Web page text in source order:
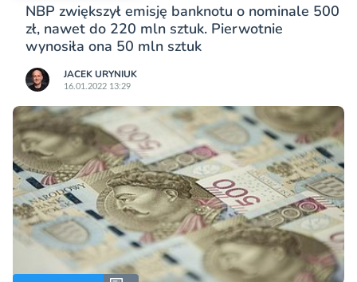
NBP zwiększył emisję banknotu o nominale 500
zł, nawet do 220 mln sztuk. Pierwotnie
wynosiła ona 50 mln sztuk
JACEK URYNIUK
16.01.2022 13:29